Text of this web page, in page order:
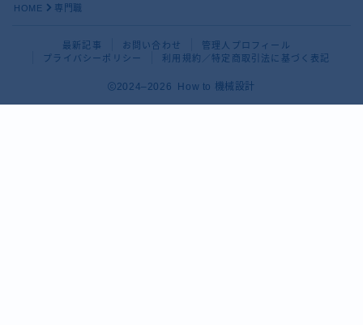
HOME 専門職
最新記事 お問い合わせ
管理人プロフィール
プライバシーポリシー
利用規約／特定商取引法に基づく表記
2024–2026 How to 機械設計